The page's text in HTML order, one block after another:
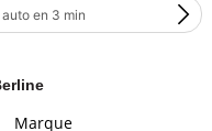
en 3 min
Marque